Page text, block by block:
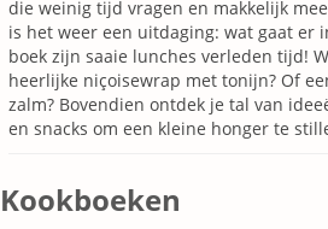
die weinig tijd vragen en makkelijk
is het weer een uitdaging: wat gaat er
boek zijn saaie lunches verleden tijd!
heerlijke niçoisewrap met tonijn? Of
zalm? Bovendien ontdek je tal van
en snacks om een kleine honger te
Kookboeken